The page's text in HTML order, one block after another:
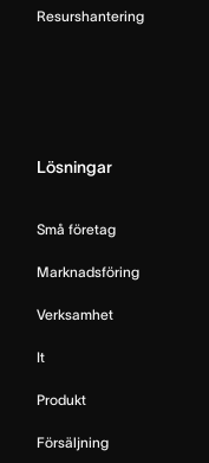
Resurshantering
Lösningar
Små företag
Marknadsföring
Verksamhet
It
Produkt
Försäljning